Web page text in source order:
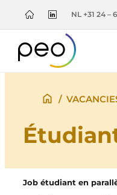
NL +31 24 –
/
Job étudiant en